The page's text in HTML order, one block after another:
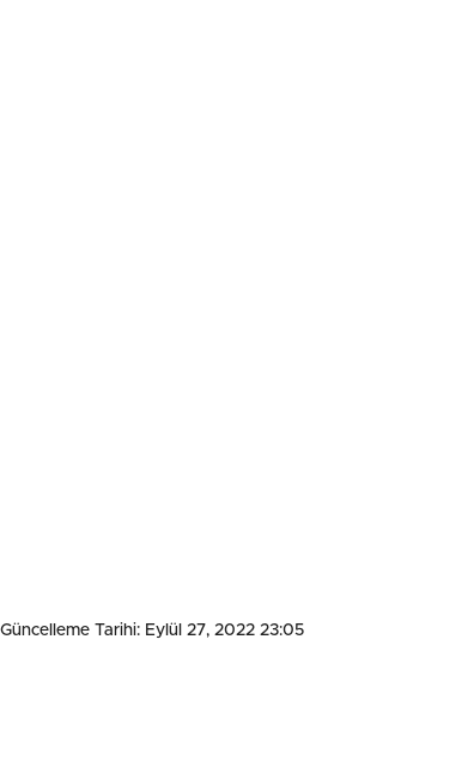
Tarihi: Eylül 27, 2022 23:05